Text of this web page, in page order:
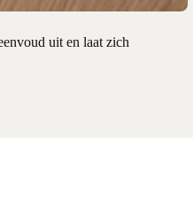
uit en laat zich